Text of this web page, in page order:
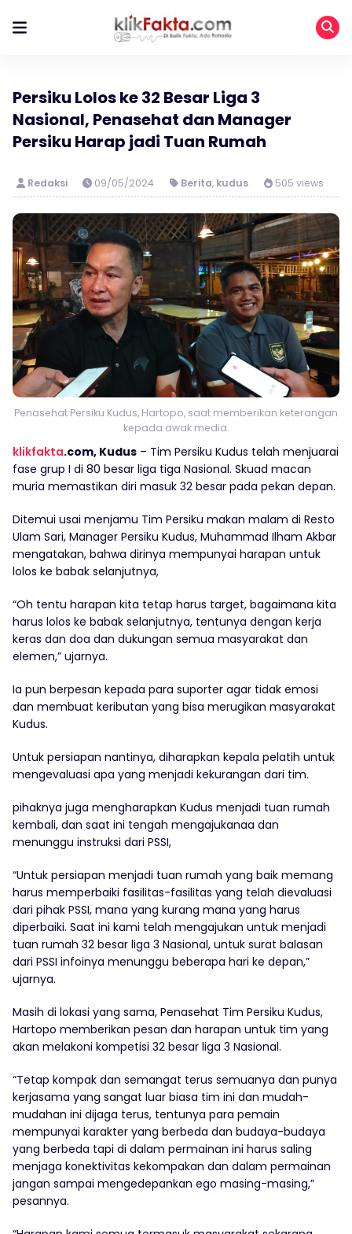
Persiku Lolos ke 32 Besar Liga 3
Nasional, Penasehat dan Manager
Persiku Harap jadi Tuan Rumah
Redaksi 09/05/2024 Berita, kudus 505 views
Penasehat Persiku Kudus, Hartopo, saat memberikan keterangan
kepada awak media.
klikfakta.com, Kudus – Tim Persiku Kudus telah menjuarai
fase grup I di 80 besar liga tiga Nasional. Skuad macan
muria memastikan diri masuk 32 besar pada pekan depan.
Ditemui usai menjamu Tim Persiku makan malam di Resto
Ulam Sari, Manager Persiku Kudus, Muhammad Ilham Akbar
mengatakan, bahwa dirinya mempunyai harapan untuk
lolos ke babak selanjutnya,
“Oh tentu harapan kita tetap harus target, bagaimana kita
harus lolos ke babak selanjutnya, tentunya dengan kerja
keras dan doa dan dukungan semua masyarakat dan
elemen,” ujarnya.
Ia pun berpesan kepada para suporter agar tidak emosi
dan membuat keributan yang bisa merugikan masyarakat
Kudus.
Untuk persiapan nantinya, diharapkan kepala pelatih untuk
mengevaluasi apa yang menjadi kekurangan dari tim.
pihaknya juga mengharapkan Kudus menjadi tuan rumah
kembali, dan saat ini tengah mengajukanaa dan
menunggu instruksi dari PSSI,
“Untuk persiapan menjadi tuan rumah yang baik memang
harus memperbaiki fasilitas-fasilitas yang telah dievaluasi
dari pihak PSSI, mana yang kurang mana yang harus
diperbaiki. Saat ini kami telah mengajukan untuk menjadi
tuan rumah 32 besar liga 3 Nasional, untuk surat balasan
dari PSSI infoinya menunggu beberapa hari ke depan,”
ujarnya.
Masih di lokasi yang sama, Penasehat Tim Persiku Kudus,
Hartopo memberikan pesan dan harapan untuk tim yang
akan melakoni kompetisi 32 besar liga 3 Nasional.
“Tetap kompak dan semangat terus semuanya dan punya
kerjasama yang sangat luar biasa tim ini dan mudah-
mudahan ini dijaga terus, tentunya para pemain
mempunyai karakter yang berbeda dan budaya-budaya
yang berbeda tapi di dalam permainan ini harus saling
menjaga konektivitas kekompakan dan dalam permainan
jangan sampai mengedepankan ego masing-masing,”
pesannya.